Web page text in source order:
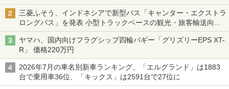
三菱ふそう、インドネシアで新型バス「キャンター・エクストラ
ロングバス」を発表 小型トラックベースの観光・旅客輸送向け
バス
ヤマハ、国内向けフラグシップ四輪バギー「グリズリーEPS XT-
R」 価格220万円
2026年7月の車名別新車ランキング、「エルグランド」は1883
台で乗用車36位、「キックス」は2591台で27位に